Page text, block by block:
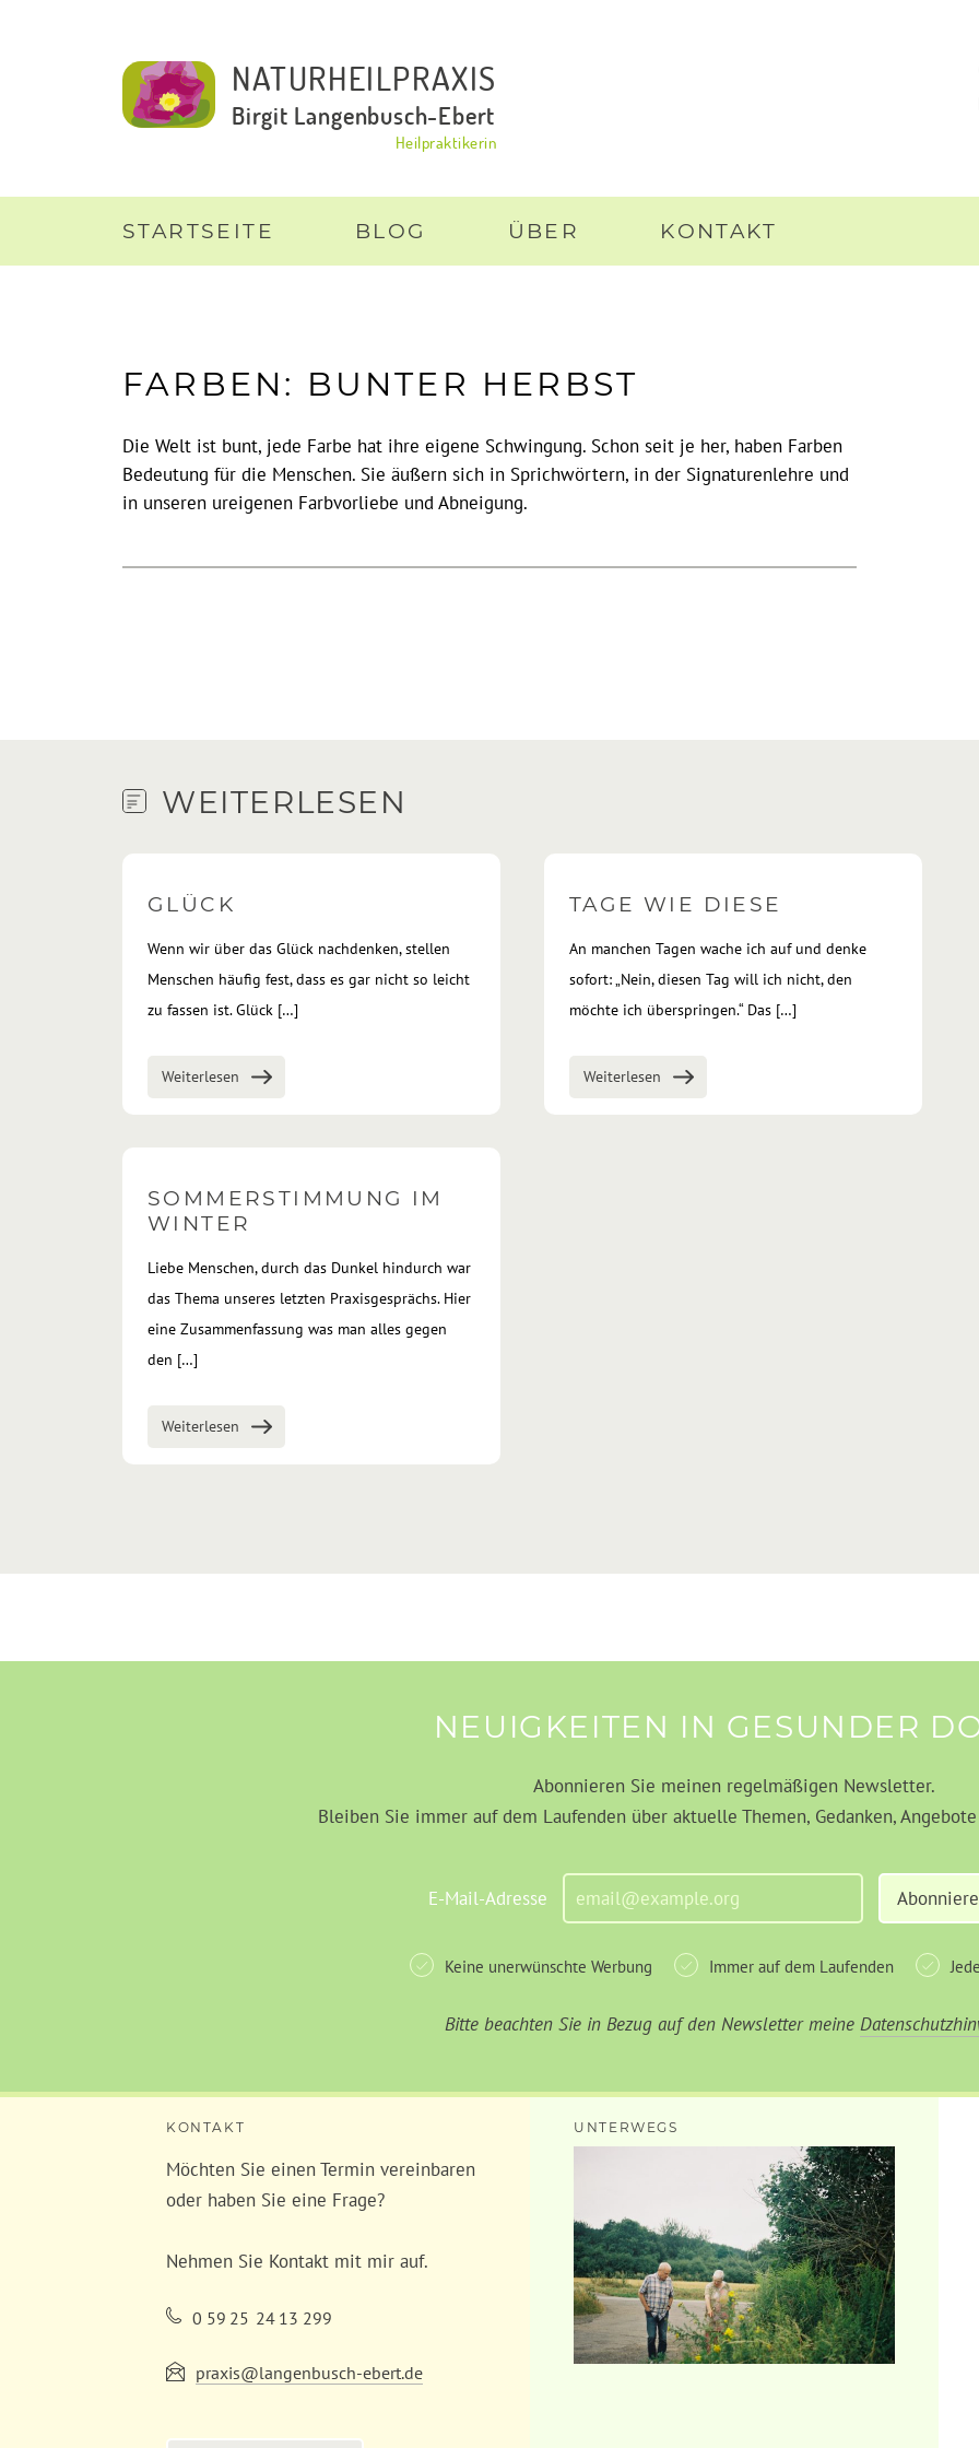
NATURHEILPRAXIS
Birgit Langenbusch-Ebert
Heilpraktikerin
STARTSEITE BLOG ÜBER KONTAKT
FARBEN: BUNTER HERBST
Die Welt ist bunt, jede Farbe hat ihre eigene Schwingung. Schon seit je her, haben Farben
Bedeutung für die Menschen. Sie äußern sich in Sprichwörtern, in der Signaturenlehre und
in unseren ureigenen Farbvorliebe und Abneigung.
WEITERLESEN
GLÜCK
Wenn wir über das Glück nachdenken, stellen
Menschen häufig fest, dass es gar nicht so leicht
zu fassen ist. Glück […]
Weiterlesen
TAGE WIE DIESE
An manchen Tagen wache ich auf und denke
sofort: „Nein, diesen Tag will ich nicht, den
möchte ich überspringen.“ Das […]
Weiterlesen
SOMMERSTIMMUNG IM
WINTER
Liebe Menschen, durch das Dunkel hindurch war
das Thema unseres letzten Praxisgesprächs. Hier
eine Zusammenfassung was man alles gegen
den […]
Weiterlesen
NEUIGKEITEN IN GESUNDER
Abonnieren Sie meinen regelmäßigen Newsletter.
Bleiben Sie immer auf dem Laufenden über aktuelle Themen, Gedanken,
E-Mail-Adresse
Keine unerwünschte Werbung Immer auf dem Laufenden
Bitte beachten Sie in Bezug auf den Newsletter meine
KONTAKT
Möchten Sie einen Termin vereinbaren
oder haben Sie eine Frage?
Nehmen Sie Kontakt mit mir auf.
0 59 25 24 13 299
praxis@langenbusch-ebert.de
UNTERWEGS